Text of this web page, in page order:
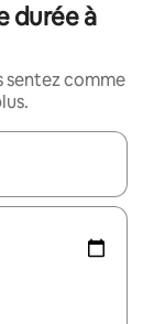
durée à
sentez comme
flèches vers le